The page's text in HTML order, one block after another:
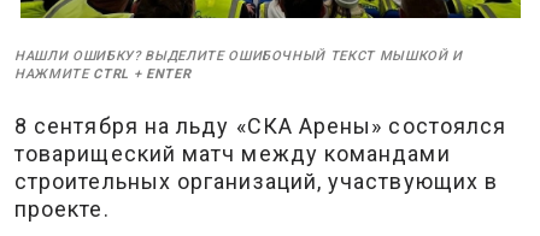
НАШЛИ ОШИБКУ? ВЫДЕЛИТЕ ОШИБОЧНЫЙ ТЕКСТ МЫШКОЙ И
НАЖМИТЕ CTRL + ENTER
8 сентября на льду «СКА Арены» состоялся
товарищеский матч между командами
строительных организаций, участвующих в
проекте.